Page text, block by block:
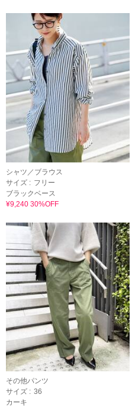
シャツ／ブラウス
サイズ : フリー
ブラックベース
¥9,240 30%OFF
その他パンツ
サイズ : 36
カーキ